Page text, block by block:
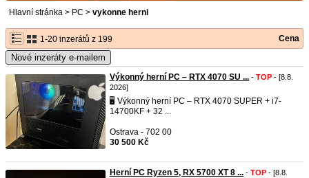
Hlavní stránka > PC > vykonne herni
1-20 inzerátů z 199 Cena
Nové inzeráty e-mailem
Výkonný herní PC – RTX 4070 SU ... - TOP - [8.8.
2026]
🖥️ Výkonný herní PC – RTX 4070 SUPER + i7-
14700KF + 32 ...
Ostrava - 702 00
30 500 Kč
Herní PC Ryzen 5, RX 5700 XT 8 ... - TOP - [8.8.